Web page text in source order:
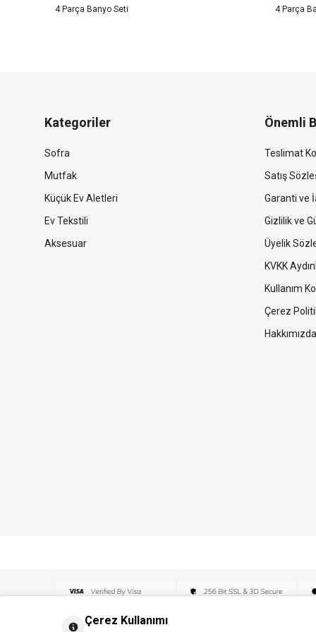
4 Parça Banyo Seti 4 Parça
Kategoriler
Sofra
Mutfak
Küçük Ev Aletleri
Ev Tekstili
Aksesuar
Önemli
Teslimat
Satış
Garanti ve
Gizlilik ve
Üyelik
KVKK
Kullanım
Çerez
Hakkımızda
Çerez Kullanımı